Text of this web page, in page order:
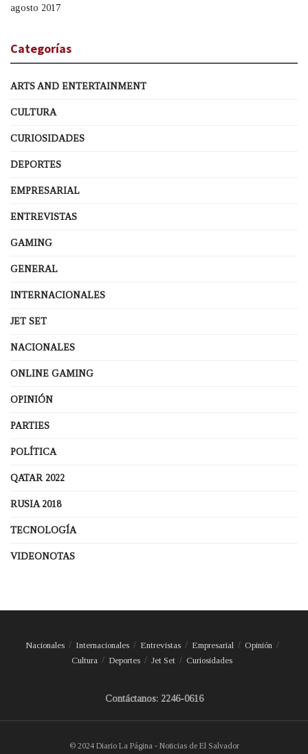
agosto 2017
Categorías
ARTS AND ENTERTAINMENT
CULTURA
CURIOSIDADES
DEPORTES
EMPRESARIAL
ENTREVISTAS
GAMING
GENERAL
INTERNACIONALES
JET SET
NACIONALES
ONLINE GAMING
OPINIÓN
PARTIES
POLÍTICA
QATAR 2022
RUSIA 2018
TECNOLOGÍA
VIDEONOTAS
Nacionales Internacionales Entrevistas Empresarial
Opinión
Cultura
Deportes Jet Set Curiosidades
Contáctanos: 2246-0616
© 2024 Diario La Página - Noticias de El Salvador